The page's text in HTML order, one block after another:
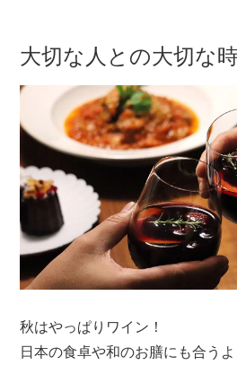
大切な人との大切な
秋はやっぱりワイン！
日本の食卓や和のお膳にも合う